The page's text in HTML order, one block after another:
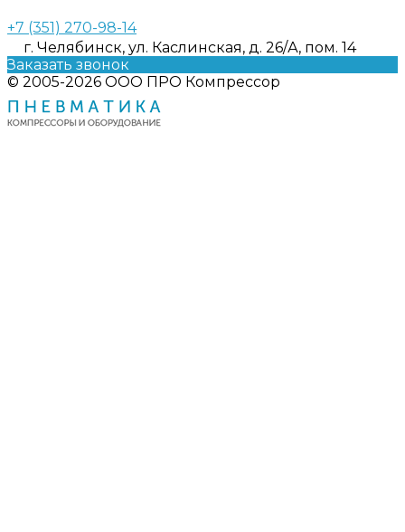
+7 (351) 270-98-14
г. Челябинск, ул. Каслинская, д. 26/А, пом. 14
Заказать звонок
© 2005-2026 ООО ПРО Компрессор